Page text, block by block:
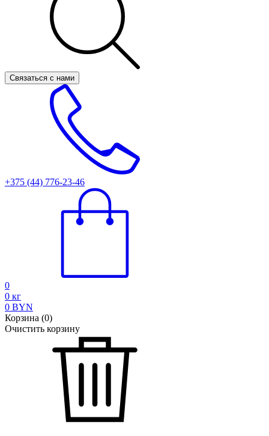
Связаться с нами
+375 (44) 776-23-46
0
0 кг
0 BYN
Корзина (0)
Очистить корзину